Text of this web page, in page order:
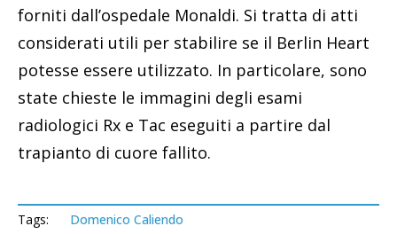
forniti dall’ospedale Monaldi. Si tratta di atti
considerati utili per stabilire se il Berlin Heart
potesse essere utilizzato. In particolare, sono
state chieste le immagini degli esami
radiologici Rx e Tac eseguiti a partire dal
trapianto di cuore fallito.
Tags: Domenico Caliendo